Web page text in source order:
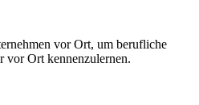
vor Ort, um berufliche
vor Ort kennenzulernen.